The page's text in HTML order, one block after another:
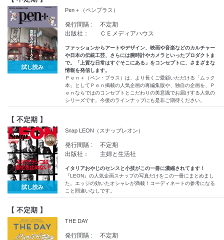
試し読み
Pen＋（ペンプラス）
発行間隔 :
不定期
出版社：
ＣＥメディアハウス
ファッションからアートやデザイン、映画や音楽などのカルチャー
や日本の伝統工芸、さらには腕時計やカメラといったプロダクトま
で。「上質な日常はすぐそこにある」をコンセプトに、さまざまな
情報を発信します。
Ｐｅｎ＋（ペン・プラス）は、より長くご愛顧いただける「ムック
本」としてＰｅｎ掲載の人気企画の再編集版や、独自の企画を、Ｐ
ｅｎならではのコンセプトとこだわりの美意識でお届けする人気の
シリーズです。今後のラインナップにも是非ご期待ください。
【 不定期 】
試し読み
Snap LEON（スナップレオン）
発行間隔 :
不定期
出版社：
主婦と生活社
イタリアおやじのセンスと小技がこの一冊に濃縮されてます！
『LEON』の人気企画スナップの写真だけをこの一冊にまとめまし
た。エッジの効いたオシャレが満載！コーディネートの参考になる
こと間違いなしです。
【 不定期 】
THE DAY
発行間隔 :
不定期